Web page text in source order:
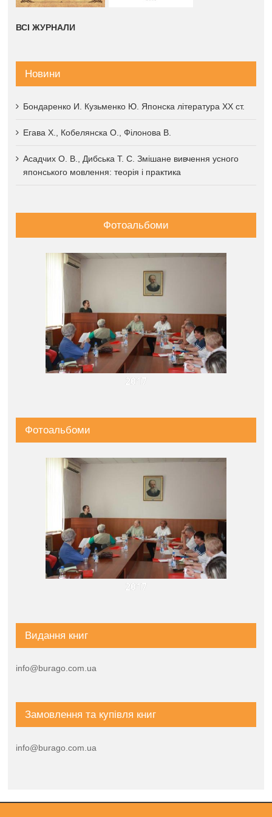
ВСІ ЖУРНАЛИ
Новини
Бондаренко И. Кузьменко Ю. Японска література XX ст.
Егава Х., Кобелянска О., Філонова В.
Асадчих О. В., Дибська Т. С. Змішане вивчення усного
японського мовлення: теорія і практика
Фотоальбоми
2017
Фотоальбоми
2017
Видання книг
info@burago.com.ua
Замовлення та купівля книг
info@burago.com.ua